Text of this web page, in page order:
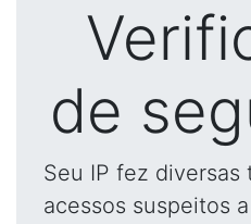
de
Seu IP fez diversas
acessos suspeitos